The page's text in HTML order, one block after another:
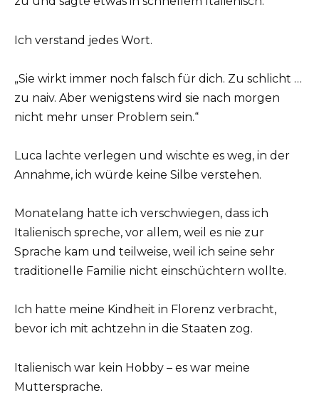
Ich verstand jedes Wort.
„Sie wirkt immer noch falsch für dich. Zu schlicht …
zu naiv. Aber wenigstens wird sie nach morgen
nicht mehr unser Problem sein.“
Luca lachte verlegen und wischte es weg, in der
Annahme, ich würde keine Silbe verstehen.
Monatelang hatte ich verschwiegen, dass ich
Italienisch spreche, vor allem, weil es nie zur
Sprache kam und teilweise, weil ich seine sehr
traditionelle Familie nicht einschüchtern wollte.
Ich hatte meine Kindheit in Florenz verbracht,
bevor ich mit achtzehn in die Staaten zog.
Italienisch war kein Hobby – es war meine
Muttersprache.